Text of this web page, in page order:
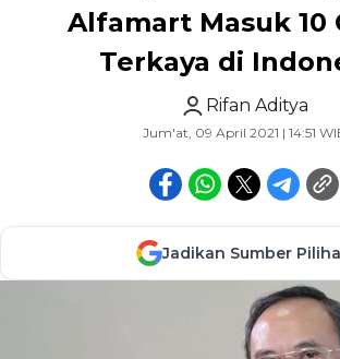
Alfamart Masuk 10
Terkaya di
Rifan Aditya
Jum'at, 09 April 2021 | 14:51
Jadikan Sumber